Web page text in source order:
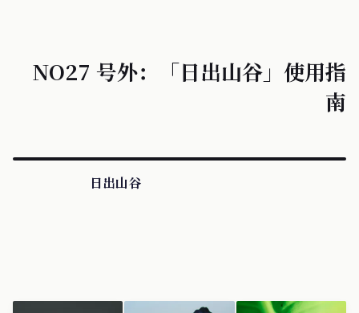
NO27 号外：「日出山谷」使用指
南
日出山谷